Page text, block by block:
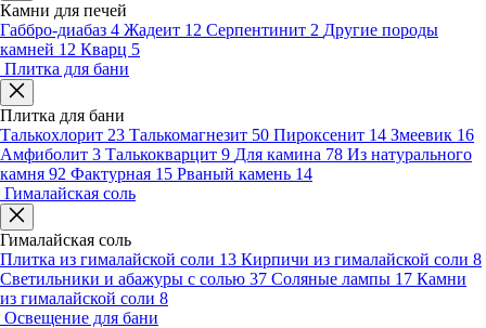
Камни для печей
Габбро-диабаз 4 Жадеит 12 Серпентинит 2 Другие породы
камней 12 Кварц 5
Плитка для бани
Плитка для бани
Талькохлорит 23 Талькомагнезит 50 Пироксенит 14 Змеевик 16
Амфиболит 3 Талькокварцит 9 Для камина 78 Из натурального
камня 92 Фактурная 15 Рваный камень 14
Гималайская соль
Гималайская соль
Плитка из гималайской соли 13 Кирпичи из гималайской соли 8
Светильники и абажуры с солью 37 Соляные лампы 17 Камни
из гималайской соли 8
Освещение для бани